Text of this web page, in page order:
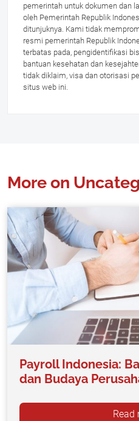
pemerintah untuk dokumen dan
oleh Pemerintah Republik
ditunjuknya. Kami tidak
resmi pemerintah Republik
terbatas pada, pengidentifikasi
bantuan kesehatan dan
tidak diklaim, visa dan otorisasi
situs web ini.
More on
Payroll Indonesia:
dan Budaya
Read